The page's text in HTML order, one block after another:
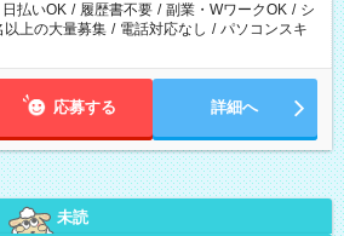
日払いOK / 履歴書不要 / 副業・WワークOK / シ
以上の大量募集 / 電話対応なし / パソコンスキ
応募する 詳細へ
未読